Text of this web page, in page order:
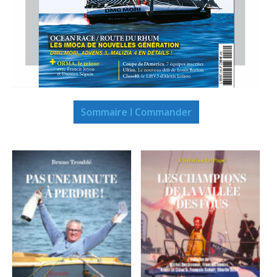
Sommaire I Commander